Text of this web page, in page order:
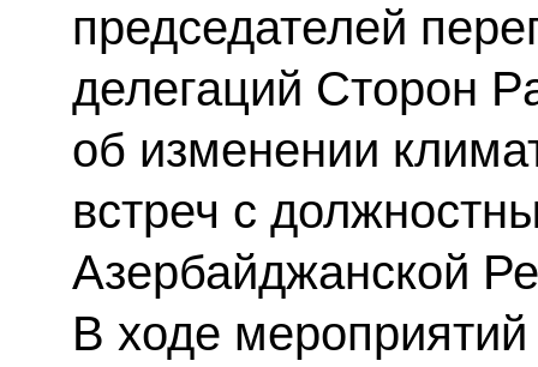
председателей
делегаций Сторон
об изменении
встреч с
Азербайджанской
В ходе